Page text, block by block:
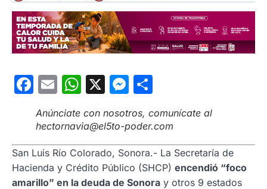
Facebook
EmailWhatsApp
X Messenger
Anúnciate con nosotros, comunícate al
hectornavia@el5to-poder.com
San Luis Río Colorado, Sonora.- La Secretaría de
Hacienda y Crédito Público (SHCP) encendió “foco
amarillo” en la deuda de Sonora y otros 9 estados